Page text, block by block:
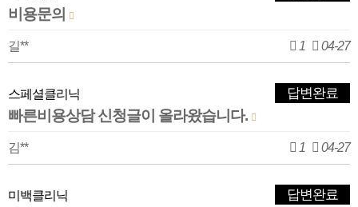
비용문의
길** 1 04-27
스페셜클리닉
빠른비용상담 신청글이 올라왔습니다.
답변완료
김** 1 04-27
미백클리닉 답변완료